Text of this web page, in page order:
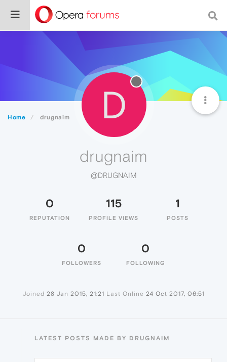
Home drugnaim D
drugnaim
@DRUGNAIM
0
REPUTATION
115
PROFILE VIEWS
1
POSTS
0
FOLLOWERS
0
FOLLOWING
Joined 28 Jan 2015, 21:21 Last Online 24 Oct 2017, 06:51
LATEST POSTS MADE BY DRUGNAIM